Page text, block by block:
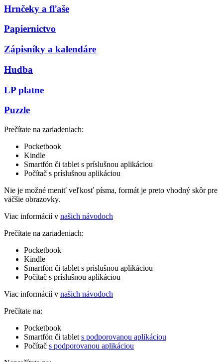
Hrnčeky a fľaše
Papiernictvo
Zápisníky a kalendáre
Hudba
LP platne
Puzzle
Prečítate na zariadeniach:
Pocketbook
Kindle
Smartfón či tablet s príslušnou aplikáciou
Počítač s príslušnou aplikáciou
Nie je možné meniť veľkosť písma, formát je preto vhodný skôr pre
väčšie obrazovky.
Viac informácií v našich návodoch
Prečítate na zariadeniach:
Pocketbook
Kindle
Smartfón či tablet s príslušnou aplikáciou
Počítač s príslušnou aplikáciou
Viac informácií v našich návodoch
Prečítate na:
Pocketbook
Smartfón či tablet s podporovanou aplikáciou
Počítač s podporovanou aplikáciou